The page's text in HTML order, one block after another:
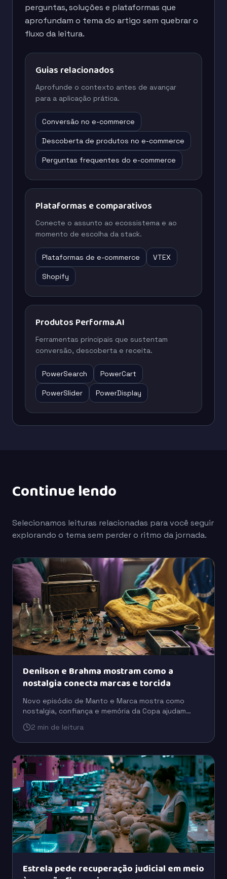
perguntas, soluções e plataformas que
aprofundam o tema do artigo sem quebrar o
fluxo da leitura.
Guias relacionados
Aprofunde o contexto antes de avançar
para a aplicação prática.
Conversão no e-commerce
Descoberta de produtos no e-commerce
Perguntas frequentes do e-commerce
Plataformas e comparativos
Conecte o assunto ao ecossistema e ao
momento de escolha da stack.
Plataformas de e-commerce VTEX
Shopify
Produtos Performa.AI
Ferramentas principais que sustentam
conversão, descoberta e receita.
PowerSearch PowerCart
PowerSlider PowerDisplay
Continue lendo
Selecionamos leituras relacionadas para você seguir
explorando o tema sem perder o ritmo da jornada.
Denilson e Brahma mostram como a
nostalgia conecta marcas e torcida
Novo episódio de Manto e Marca mostra como
nostalgia, confiança e memória da Copa ajudam
da torcida.
2 min de leitura
Estrela pede recuperação judicial em meio